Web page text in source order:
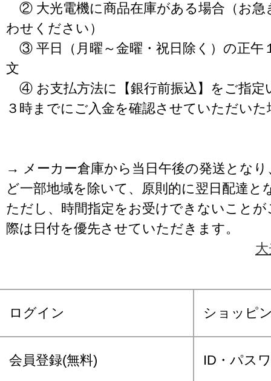
② 大光電機に商品在庫がある場合（お急
わせください）
③ 平日（月曜～金曜・祝日除く）の正午
文
④ お支払方法に【銀行前振込】をご指定
３時までにご入金を確認させていただいた
→ メーカー倉庫から当日午後の発送となり
ど一部地域を除いて、原則的に翌日配達と
ただし、時間指定をお受けできないこと
際は日付を優先させていただきます。
ログイン ショッピ
会員登録(無料) ID・パス